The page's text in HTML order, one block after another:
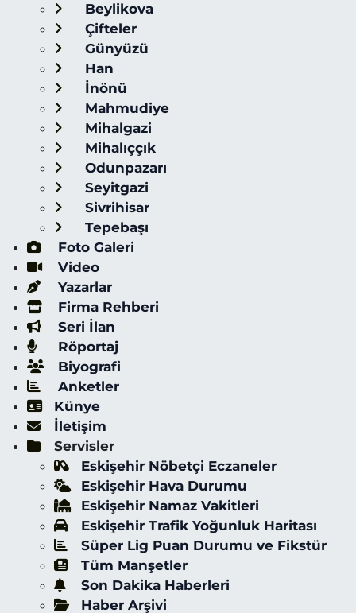
Beylikova
Çifteler
Günyüzü
Han
İnönü
Mahmudiye
Mihalgazi
Mihalıççık
Odunpazarı
Seyitgazi
Sivrihisar
Tepebaşı
Foto Galeri
Video
Yazarlar
Firma Rehberi
Seri İlan
Röportaj
Biyografi
Anketler
Künye
İletişim
Servisler
Eskişehir Nöbetçi Eczaneler
Eskişehir Hava Durumu
Eskişehir Namaz Vakitleri
Eskişehir Trafik Yoğunluk Haritası
Süper Lig Puan Durumu ve Fikstür
Tüm Manşetler
Son Dakika Haberleri
Haber Arşivi